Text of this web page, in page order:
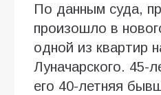
По данным суда,
произошло в
одной из квартир
Луначарского. 45-
его 40-летняя